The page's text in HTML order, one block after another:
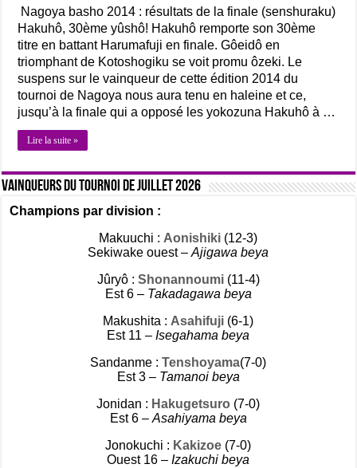
Nagoya basho 2014 : résultats de la finale (senshuraku)
Hakuhô, 30ème yûshô! Hakuhô remporte son 30ème
titre en battant Harumafuji en finale. Gôeidô en
triomphant de Kotoshogiku se voit promu ôzeki. Le
suspens sur le vainqueur de cette édition 2014 du
tournoi de Nagoya nous aura tenu en haleine et ce,
jusqu’à la finale qui a opposé les yokozuna Hakuhô à …
Lire la suite »
Vainqueurs du tournoi de Juillet 2026
Champions par division :
Makuuchi : Aonishiki (12-3)
Sekiwake ouest –Ajigawa beya
Jûryô : Shonannoumi (11-4)
Est 6 – Takadagawa beya
Makushita : Asahifuji (6-1)
Est 11 –Isegahama beya
Sandanme :Tenshoyama(7-0)
Est 3 – Tamanoi beya
Jonidan : Hakugetsuro (7-0)
Est 6 – Asahiyama beya
Jonokuchi : Kakizoe (7-0)
Ouest 16 –Izakuchi beya